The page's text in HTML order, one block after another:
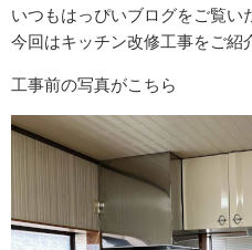
いつもはっぴいブログをご覧い
今回はキッチン改修工事をご紹
工事前の写真がこちら